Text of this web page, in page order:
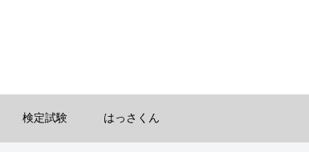
検定試験 はっさくん